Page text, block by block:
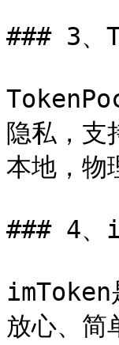
### 3、
隐私，支
本地，物
### 4、
imToken
放心、简